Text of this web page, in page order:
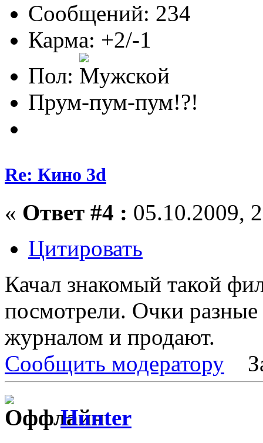
Сообщений: 234
Карма: +2/-1
Пол:
Прум-пум-пум!?!
Re: Кино 3d
« Ответ #4 : 05.10.2009,
Цитировать
Качал знакомый такой
посмотрели. Очки
журналом и продают.
Сообщить модератору
Hunter